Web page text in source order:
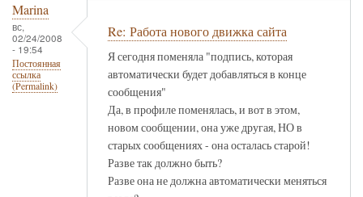
Marina
вс,
02/24/2008
- 19:54
Постоянная
ссылка
(Permalink)
Re: Работа нового движка сайта
Я сегодня поменяла "подпись, которая
автоматически будет добавляться в конце
сообщения"
Да, в профиле поменялась, и вот в этом,
новом сообщении, она уже другая, НО в
старых сообщениях - она осталась старой!
Разве так должно быть?
Разве она не должна автоматически меняться